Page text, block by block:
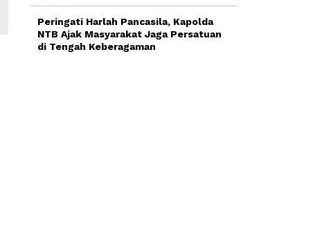
Peringati Harlah Pancasila, Kapolda
NTB Ajak Masyarakat Jaga Persatuan
di Tengah Keberagaman